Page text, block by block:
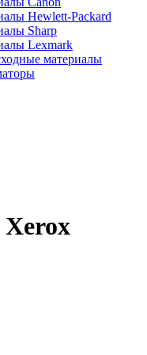
Hewlett-Packard
Sharp
Lexmark
материалы
Xerox